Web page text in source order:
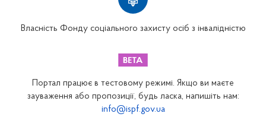
Закарпатське відділення
Запорізьке відділення
Власність Фонду соціального захисту осіб з інвалідністю
Портал працює в тестовому режимі. Якщо ви маєте
зауваження або пропозиції, будь ласка, напишіть нам:
info@ispf.gov.ua